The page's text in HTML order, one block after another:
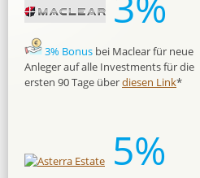
3% Bonus bei Maclear für neue
Anleger auf alle Investments für die
ersten 90 Tage überdiesen Link*
5%